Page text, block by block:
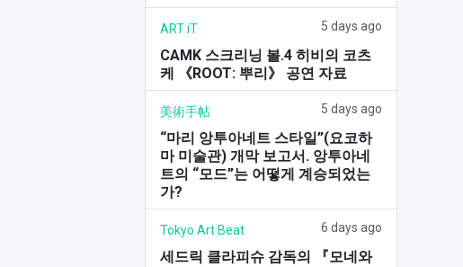
ART iT 5 days ago
CAMK 스크리닝 볼.4 히비의 코츠
케 《ROOT: 뿌리》 공연 자료
美術手帖 5 days ago
“마리 앙투아네트 스타일”(요코하
마 미술관) 개막 보고서. 앙투아네
트의 “모드”는 어떻게 계승되었는
가?
Tokyo Art Beat 6 days ago
세드릭 클라피슈 감독의 『모네와